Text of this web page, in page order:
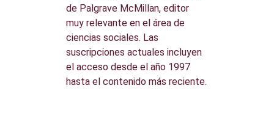
de Palgrave McMillan, editor
muy relevante en el área de
ciencias sociales. Las
suscripciones actuales incluyen
el acceso desde el año 1997
hasta el contenido más reciente.